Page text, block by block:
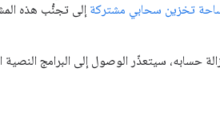
تخزين سحابي مشتركة إلى تجنُّب هذه
حسابه، سيتعذّر الوصول إلى البرامج النصية